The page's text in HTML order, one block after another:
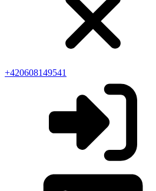
+420608149541